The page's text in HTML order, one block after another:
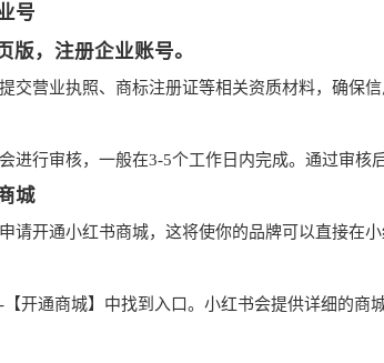
号
版，注册企业账号。
交营业执照、商标注册证等相关资质材料，确保信
进行审核，一般在3-5个工作日内完成。通过审核
城
请开通小红书商城，这将使你的品牌可以直接在小
开通商城】中找到入口。小红书会提供详细的商